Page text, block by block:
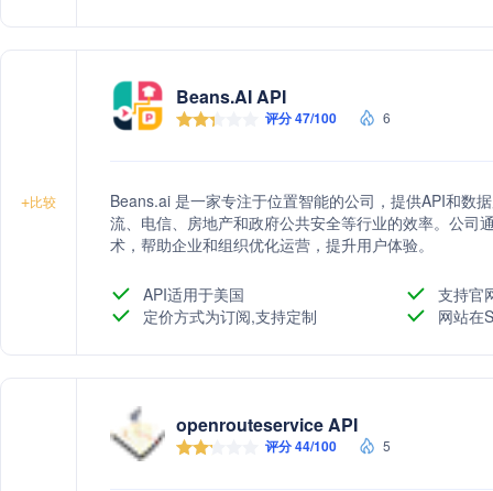
+比较
Beans.AI API
评分 47/100 6
Beans.ai 是一家专注于位置智能的公司，提供API和数
流、电信、房地产和政府公共安全等行业的效率。公司
术，帮助企业和组织优化运营，提升用户体验。
API适用于美国
支持官
定价方式为订阅,支持定制
网站在
openrouteservice API
评分 44/100 5